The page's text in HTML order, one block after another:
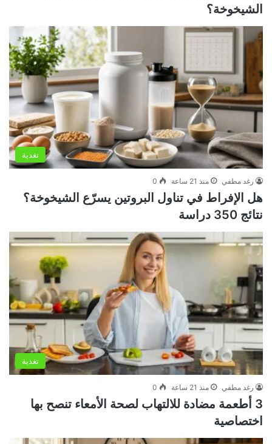
الشيخوخة؟
تغذية
رغد مطفي منذ 21 ساعة 0
هل الإفراط في تناول البروتين يسرّع الشيخوخة؟
نتائج 350 دراسة
تغذية
رغد مطفي منذ 21 ساعة 0
3 أطعمة مضادة للالتهاب لصحة الأمعاء تنصح بها
اختصاصية